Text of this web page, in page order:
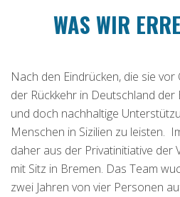
WAS WIR
Nach den Eindrücken, die sie
der Rückkehr in Deutschland der
und doch nachhaltige
Menschen in Sizilien zu leisten.
daher aus der Privatinitiative der
mit Sitz in Bremen. Das Team
zwei Jahren von vier Personen